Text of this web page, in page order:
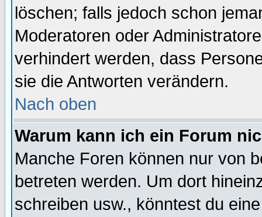
löschen; falls jedoch schon
Moderatoren oder
verhindert werden, dass
sie die Antworten verändern.
Nach oben
Warum kann ich ein Forum
Manche Foren können nur von
betreten werden. Um dort
schreiben usw., könntest du